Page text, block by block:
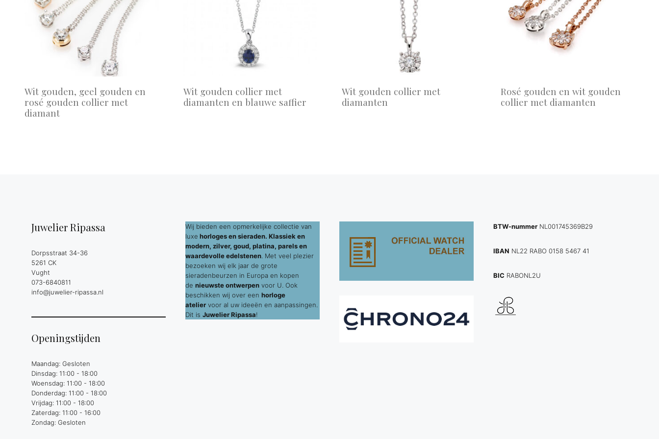
Wit gouden, geel gouden en
rosé gouden collier met
diamant
Wit gouden collier met
diamanten en blauwe saffier
Wit gouden collier met
diamanten
Rosé gouden en wit gouden
collier met diamanten
Juwelier Ripassa
Dorpsstraat 34-36
5261 CK
Vught
073-6840811
info@juwelier-ripassa.nl
Openingstijden
Maandag: Gesloten
Dinsdag: 11:00 - 18:00
Woensdag: 11:00 - 18:00
Donderdag: 11:00 - 18:00
Vrijdag: 11:00 - 18:00
Zaterdag: 11:00 - 16:00
Zondag: Gesloten
Wij bieden een opmerkelijke collectie van
luxe horloges en sieraden. Klassiek en
modern, zilver, goud, platina, parels en
waardevolle edelstenen. Met veel plezier
bezoeken wij elk jaar de grote
sieradenbeurzen in Europa en kopen
de nieuwste ontwerpen voor U. Ook
beschikken wij over een horloge
atelier voor al uw ideeën en aanpassingen.
Dit is Juwelier Ripassa!
BTW-nummer NL001745369B29
IBAN NL22 RABO 0158 5467 41
BIC RABONL2U